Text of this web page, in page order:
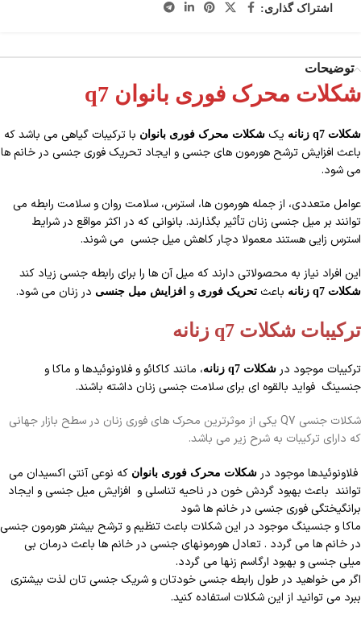
اشتراک گذاری:
توضیحات
شکلات محرک فوری بانوان q7
شکلات q7 زنانه یک شکلات محرک فوری بانوان با ترکیبات گیاهی می باشد که
باعث افزایش ترشح هورمون های جنسی و ایجاد تحریک فوری جنسی در خانم ها
می شود.
عوامل متعددی، از جمله هورمون ها، استرس، سلامت روان و سلامت رابطه می
توانند بر میل جنسی زنان تأثیر بگذارند. بانوانی که در اکثر مواقع در شرایط
استرس زایی هستند معمولا دچار کاهش میل جنسی می شوند.
این افراد نیاز به محصولاتی دارند که میل آن ها را برای رابطه جنسی زیاد کند
شکلات q7 زنانه باعث تحریک فوری و افزایش میل جنسی در زنان می شود.
ترکیبات شکلات q7 زنانه
ترکیبات موجود در شکلات q7 زنانه
، مانند کاکائو و فلاونوئیدها و ماکا و
جنسینگ فواید بالقوه ای برای سلامت جنسی زنان داشته باشند.
شکلات جنسی Q7 یکی از موثرترین محرک های فوری زنان در سطح بازار جهانی
که دارای ترکیبات به شرح زیر می باشد.
فلاونوئیدها موجود در شکلات محرک فوری بانوان که نوعی آنتی اکسیدان می
توانند باعث بهبود گردش خون در ناحیه تناسلی و افزایش میل جنسی و ایجاد
برانگیختگی فوری جنسی در خانم ها شود
ماکا و جنسینگ موجود در این شکلات باعث تنظیم و ترشح بیشتر هورمون جنسی
در خانم ها می گردد . تعادل هورمونهای جنسی در خانم ها باعث درمان بی
میلی جنسی و بهبود ارگاسم زنها می گردد.
اگر می خواهید در طول رابطه جنسی خودتان و شریک جنسی تان لذت بیشتری
ببرد می توانید از این شکلات استفاده کنید.